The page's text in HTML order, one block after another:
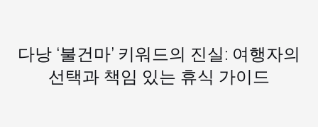
다낭 ‘불건마’ 키워드의 진실: 여행자의
선택과 책임 있는 휴식 가이드